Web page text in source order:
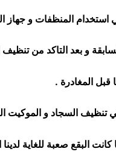
استخدام المنظفات و جهاز
و بعد التاكد من
قبل المغادرة .
السجاد و الموكيت
البقع صعبة للغاية